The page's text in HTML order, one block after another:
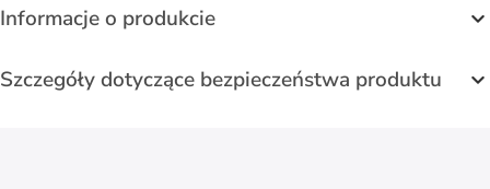
Informacje o produkcie
Szczegóły dotyczące bezpieczeństwa produktu